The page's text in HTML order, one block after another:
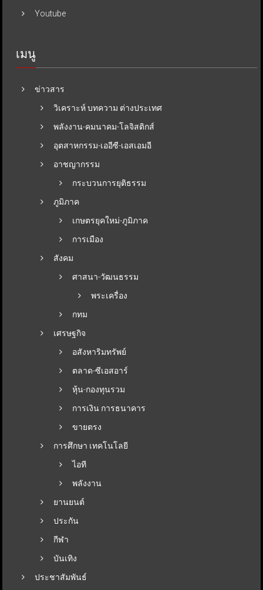
Youtube
เมนู
ข่าวสาร
วิเคราะห์ บทความ ต่างประเทศ
พลังงาน-คมนาคม-โลจิสติกส์
อุตสาหกรรม-เออีซี-เอสเอมอี
อาชญากรรม
กระบวนการยุติธรรม
ภูมิภาค
เกษตรยุคใหม่-ภูมิภาค
การเมือง
สังคม
ศาสนา-วัฒนธรรม
พระเครื่อง
กทม
เศรษฐกิจ
อสังหาริมทรัพย์
ตลาด-ซีเอสอาร์
หุ้น-กองทุนรวม
การเงิน การธนาคาร
ขายตรง
การศึกษา เทคโนโลยี
ไอที
พลังงาน
ยานยนต์
ประกัน
กีฬา
บันเทิง
ประชาสัมพันธ์